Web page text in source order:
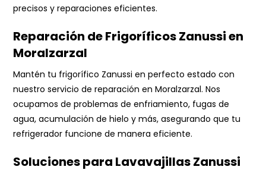
precisos y reparaciones eficientes.
Reparación de Frigoríficos Zanussi en
Moralzarzal
Mantén tu frigorífico Zanussi en perfecto estado con
nuestro servicio de reparación en Moralzarzal. Nos
ocupamos de problemas de enfriamiento, fugas de
agua, acumulación de hielo y más, asegurando que tu
refrigerador funcione de manera eficiente.
Soluciones para Lavavajillas Zanussi